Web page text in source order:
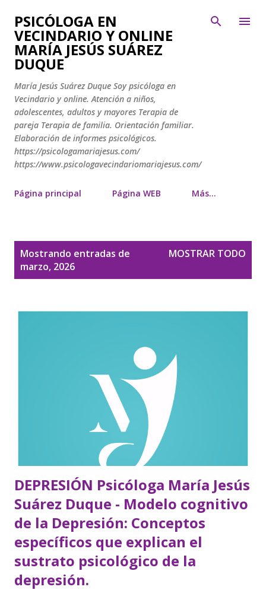
Ir al contenido principal
PSICÓLOGA EN
VECINDARIO Y ONLINE
MARÍA JESÚS SUÁREZ
DUQUE
María Jesús Suárez Duque Soy psicóloga en
Vecindario y online. Atención a niños,
adolescentes, adultos y mayores Terapia de
pareja Terapia de familia. Orientación familiar.
Elaboración de informes psicológicos.
https://psicologamariajesus.com/
https://www.psicologavecindariomariajesus.com/
Página principal Página WEB Más…
Mostrando entradas de
marzo, 2026
MOSTRAR TODO
DEPRESIÓN Psicóloga María Jesús
Suárez Duque - Modelo cognitivo
de la Depresión: Conceptos
específicos que explican el
sustrato psicológico de la
depresión.